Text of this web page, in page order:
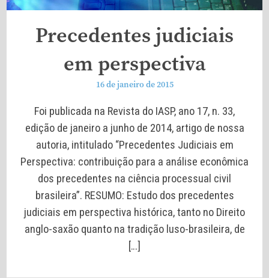
Precedentes judiciais
em perspectiva
16 de janeiro de 2015
Foi publicada na Revista do IASP, ano 17, n. 33,
edição de janeiro a junho de 2014, artigo de nossa
autoria, intitulado “Precedentes Judiciais em
Perspectiva: contribuição para a análise econômica
dos precedentes na ciência processual civil
brasileira”. RESUMO: Estudo dos precedentes
judiciais em perspectiva histórica, tanto no Direito
anglo-saxão quanto na tradição luso-brasileira, de
[…]